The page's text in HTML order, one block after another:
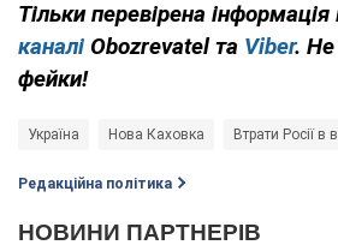
Тільки перевірена
каналі Obozrevatel та Viber. Не
фейки!
Україна Нова Каховка Втрати Росії в
Редакційна політика